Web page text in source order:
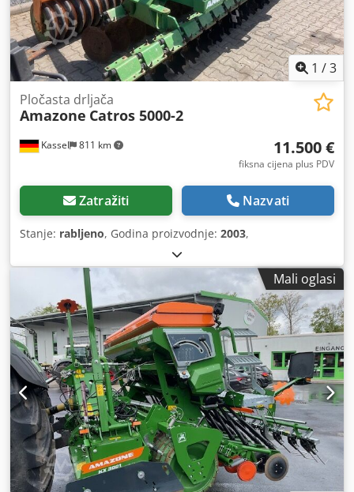
1 /3
Kassel 811 km
Pločasta drljača
Amazone Catros 5000-2
11.500 €
fiksna cijena plus PDV
Zatražiti Nazvati
Stanje: rabljeno, Godina proizvodnje: 2003,
Mali oglasi